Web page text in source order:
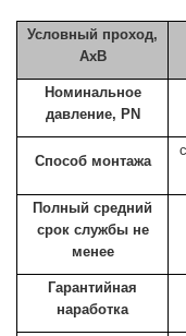
Условный проход,
АхВ
Номинальное
давление, PN
Способ монтажа
Полный средний
срок службы не
менее
Гарантийная
наработка